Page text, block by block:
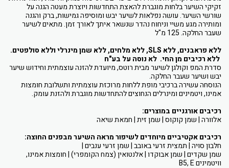
זקיקי השיער בלחות מוגברת להאצת התחדשות ויוצרת מעטה הגנה על
שורשי השיער. עושה נפלאות לשיער יבש ומוסיפה גמישות, ברק והגנה
ומותירה מגע משיי וניחוח נהדר שנשאר איתך לאורך זמן. מתאים לשיער
שעבר החלקה. 125 מ"ל
ללא פראבנים, ללא SLS, ללא מלחים, ללא שמן מינרלי וללא סולפטים.
ללא רכיבים מן החי. לא נוסה על בע"ח
סדרת המפ וקולגן לשיער מבית רוטס, מיועדת להזנה עוצמתית וחידוש שיער
יבש ושיער שעבר החלקה.
הנוסחה עשירה ברכיבי מופת ללחות מרוכזת עוצמתית ותשלובת חומצות
אמינו, ויטמינים ומינרלים הנחוצים להתחדשות מוגברת ולהזנת עומק.
רכיבים אורגניים במוצרים:
אלוורה | שמן קוקוס | שמן זית | חמאת שיאה
רכיבים אקטיביים מיוחדים לשיפור מראה השיער מבפנים החוצה:
חלבון סויה | תמצית זרעי באובב | שמן זרעי ענבים |
שמן שקדים | שמן אבוקדו | אלנטואין (צמח הקומפרי) | חומצות אמינו,
וויטמינים B5, E